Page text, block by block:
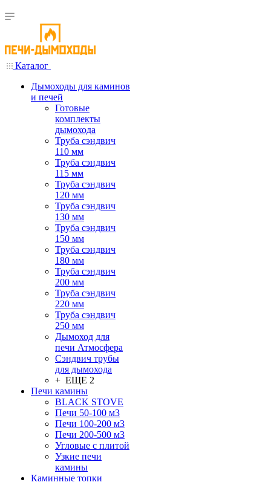
Каталог
Дымоходы для каминов
и печей
Готовые
комплекты
дымохода
Труба сэндвич
110 мм
Труба сэндвич
115 мм
Труба сэндвич
120 мм
Труба сэндвич
130 мм
Труба сэндвич
150 мм
Труба сэндвич
180 мм
Труба сэндвич
200 мм
Труба сэндвич
220 мм
Труба сэндвич
250 мм
Дымоход для
печи Атмосфера
Сэндвич трубы
для дымохода
+ ЕЩЕ 2
Печи камины
BLACK STOVE
Печи 50-100 м3
Печи 100-200 м3
Печи 200-500 м3
Угловые с плитой
Узкие печи
камины
Каминные топки